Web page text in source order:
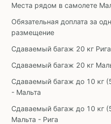
Места рядом в самолете
Обязательная доплата за
размещение
Сдаваемый багаж 20 кг
Сдаваемый багаж 20 кг
Сдаваемый багаж до 10 кг
- Мальта
Сдаваемый багаж до 10 кг
Мальта - Рига